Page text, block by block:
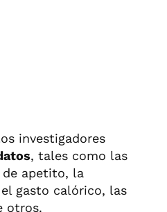
investigadores
, tales como las
de apetito, la
gasto calórico, las
otros.